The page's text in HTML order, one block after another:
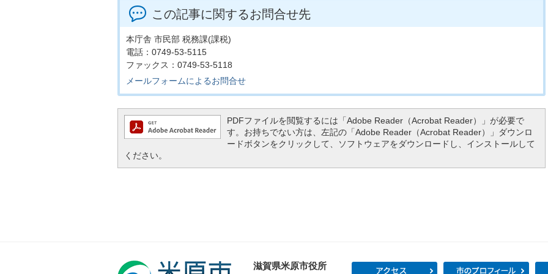
この記事に関するお問合せ先
本庁舎 市民部 税務課(課税)
電話：0749-53-5115
ファックス：0749-53-5118
メールフォームによるお問合せ
PDFファイルを閲覧するには「Adobe Reader（Acrobat Reader）」が必要で
す。お持ちでない方は、左記の「Adobe Reader（Acrobat Reader）」ダウンロ
ードボタンをクリックして、ソフトウェアをダウンロードし、インストールして
ください。
滋賀県米原市役所 アクセス 市